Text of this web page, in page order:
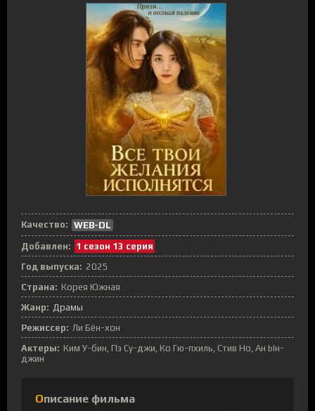
Качество: WEB-DL
Добавлен: 1 сезон 13 серия
Год выпуска: 2025
Страна: Корея Южная
Жанр: Драмы
Режиссер: Ли Бён-хон
Актеры: Ким У-бин, Пэ Су-джи, Ко Гю-пхиль, Стив Но, Ан Ын-
джин
Описание фильма